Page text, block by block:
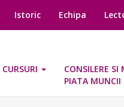
Istoric Echipa
CURSURI
CONSILERE SI
PIATA MUNCII